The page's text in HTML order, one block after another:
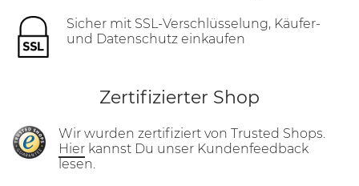
Sicher mit SSL-Verschlüsselung, Käufer-
und Datenschutz einkaufen
Zertifizierter Shop
Wir wurden zertifiziert von Trusted Shops.
Hier kannst Du unser Kundenfeedback
lesen.